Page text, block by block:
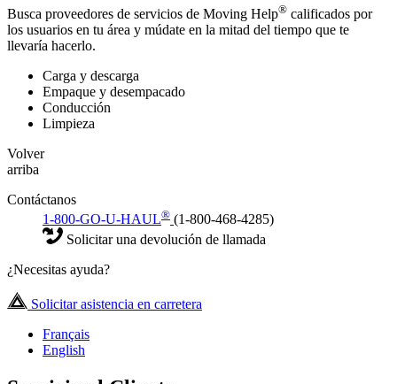
Busca proveedores de servicios de Moving Help® calificados por
los usuarios en tu área y múdate en la mitad del tiempo que te
llevaría hacerlo.
Carga y descarga
Empaque y desempacado
Conducción
Limpieza
Volver
arriba
Contáctanos
1-800-GO-U-HAUL® (1-800-468-4285)
Solicitar una devolución de llamada
¿Necesitas ayuda?
Solicitar asistencia en carretera
Français
English